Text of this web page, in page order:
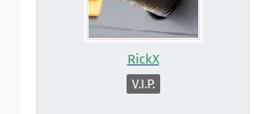
RickX
V.I.P.